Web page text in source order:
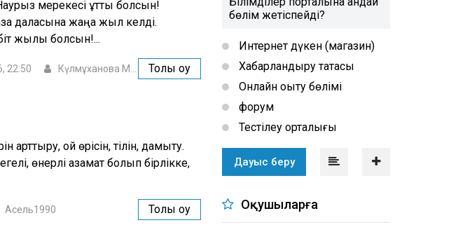
мерекесі құтты болсын!
даласына жаңа жыл келді.
жылы болсын!...
22:50 Күлмұханова Маржан Сарсеновна Толық оқу
арттыру, ой өрісін, тілін, дамыту.
өнерлі азамат болып бірлікке,
Асель1990 Толық оқу
бөлім жетіспейді?
Интернет дүкен (магазин)
Хабарландыру тақтасы
Онлайн оқыту бөлімі
форум
Тестілеу орталығы
Дауыс беру
Оқушыларға